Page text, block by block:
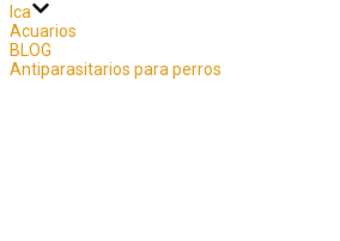
Ica
Acuarios
BLOG
Antiparasitarios para perros